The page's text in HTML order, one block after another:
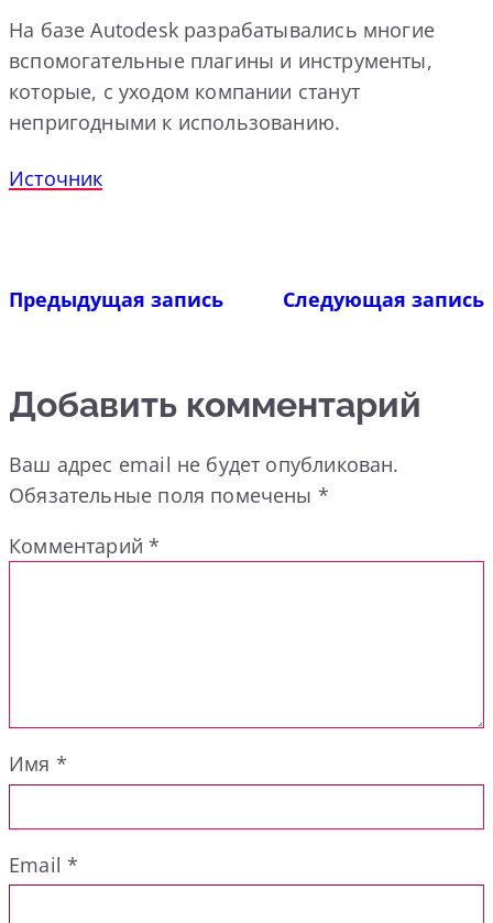
На базе Autodesk разрабатывались многие
вспомогательные плагины и инструменты,
которые, с уходом компании станут
непригодными к использованию.
Источник
Предыдущая запись Следующая запись
Добавить комментарий
Ваш адрес email не будет опубликован.
Обязательные поля помечены *
Комментарий*
Имя *
Email*